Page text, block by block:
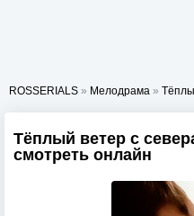
ROSSERIALS » Мелодрама »
Тёплый ветер с
смотреть онлайн